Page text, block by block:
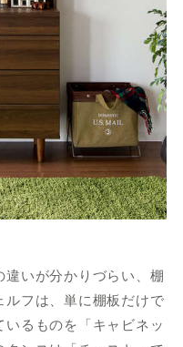
いが分かりづらい、棚
フは、単に棚板だけで
るものを「キャビネッ